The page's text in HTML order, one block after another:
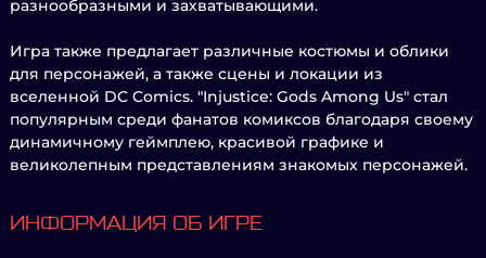
разнообразными и захватывающими.
Игра также предлагает различные костюмы и облики
для персонажей, а также сцены и локации из
вселенной DC Comics. "Injustice: Gods Among Us" стал
популярным среди фанатов комиксов благодаря своему
динамичному геймплею, красивой графике и
великолепным представлениям знакомых персонажей.
ИНФОРМАЦИЯ ОБ ИГРЕ